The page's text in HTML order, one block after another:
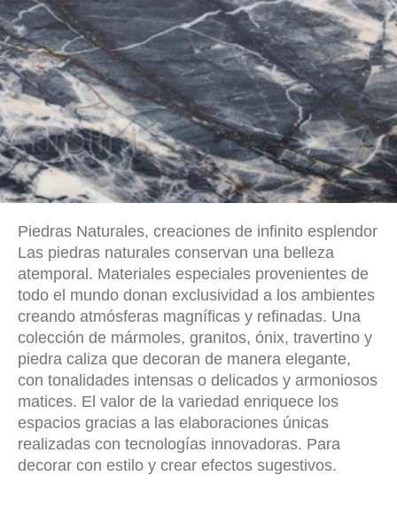
Piedras Naturales, creaciones de infinito esplendor
Las piedras naturales conservan una belleza
atemporal. Materiales especiales provenientes de
todo el mundo donan exclusividad a los ambientes
creando atmósferas magníficas y refinadas. Una
colección de mármoles, granitos, ónix, travertino y
piedra caliza que decoran de manera elegante,
con tonalidades intensas o delicados y armoniosos
matices. El valor de la variedad enriquece los
espacios gracias a las elaboraciones únicas
realizadas con tecnologías innovadoras. Para
decorar con estilo y crear efectos sugestivos.